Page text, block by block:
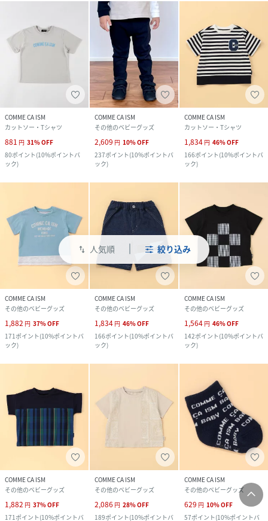
swap_vert 人気順 絞り込み
COMME CA ISM
カットソー・Tシャツ
881 円 31%OFF
80ポイント(10%ポイントバ
ック)
COMME CA ISM
その他のベビーグッズ
2,609 円 10%OFF
237ポイント(10%ポイントバ
ック)
COMME CA ISM
カットソー・Tシャツ
1,834 円 46%OFF
166ポイント(10%ポイントバ
ック)
COMME CA ISM
その他のベビーグッズ
1,882 円 37%OFF
171ポイント(10%ポイントバ
ック)
COMME CA ISM
その他のベビーグッズ
1,834 円 46%OFF
166ポイント(10%ポイントバ
ック)
COMME CA ISM
その他のベビーグッズ
1,564 円 46%OFF
142ポイント(10%ポイントバ
ック)
COMME CA ISM
その他のベビーグッズ
1,882 円 37%OFF
171 ポイント(10%ポイントバ
COMME CA ISM
その他のベビーグッズ
2,086 円 28%OFF
189ポイント(10%ポイントバ
COMME CA ISM
その他のベビーグッズ
629 円 10%OFF
57ポイント(10%ポイントバ